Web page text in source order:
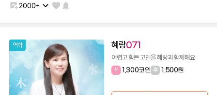
2000+
역학 혜랑071
어렵고 힘든 고민을 혜랑과 함께해요
선 1,300코인 후 1,500원